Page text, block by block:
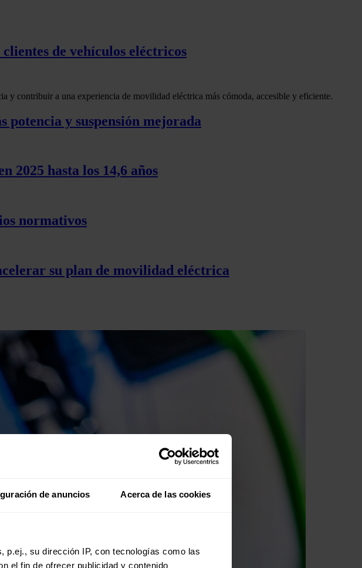
de anuncios Acerca de las cookies
p.ej., su dirección IP, con tecnologías como las
el fin de ofrecer publicidad y contenido
de vehículos eléctricos
y contribuir a una experiencia de movilidad eléctrica más cómoda, accesible y eficiente.
potencia y suspensión mejorada
2025 hasta los 14,6 años
normativos
su plan de movilidad eléctrica